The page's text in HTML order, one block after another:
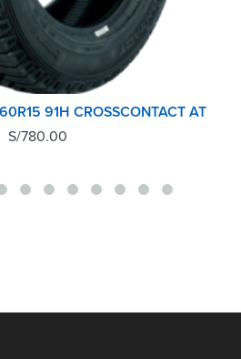
91H CROSSCONTACT AT
S/780.00